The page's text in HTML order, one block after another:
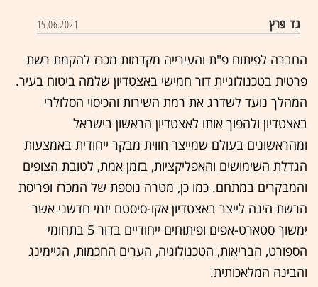
גד פרץ 15.06.2021
החברה לפיתוח פ"ת והעירייה מקדמות מכרז להקמת רשת
פרטית בטכנולוגיית דור חמישי באצטדיון שלמה ביטוח בעיר.
המהלך נועד לשדרג את רמת השירות והכיסוי הסלולרי
באצטדיון ולהפוך אותו לאצטדיון הראשון בישראל
ומהראשונים בעולם שמייצר חווית מבקר ייחודית באמצעות
הגדלת השימושים והאפליקציות, בזמן אמת, לטובת הצופים
והמבקרים במתחם. כמו כן, מטרה נוספת של המכרז ופריסת
הרשת הינה לייצר באצטדיון אקו-סיסטם יזמי חדשני אשר
ימשוך סטארט-אפים ופיתוחים ייחודיים בדור 5 בתחומי
הספורט, הבריאות, הטכנולוגיה, הערים החכמות, הגיימינג
והבינה המלאכותית.